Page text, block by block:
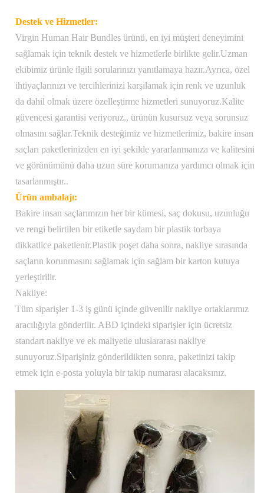
Paketi:
Ağırlık: 100 gram
Nakliye:
Amerika Birleşik Devletleri içinde ücretsiz
nakliye, 1-2 iş günü içinde işlenmiş siparişler
ve USPS Priority Mail üzerinden gönderilen,
ek ücret karşılığında uluslararası nakliye
mevcuttur
Destek ve Hizmetler:
Virgin Human Hair Bundles ürünü, en iyi müşteri deneyimini
sağlamak için teknik destek ve hizmetlerle birlikte gelir.Uzman
ekibimiz ürünle ilgili sorularınızı yanıtlamaya hazır.Ayrıca, özel
ihtiyaçlarınızı ve tercihlerinizi karşılamak için renk ve uzunluk
da dahil olmak üzere özelleştirme hizmetleri sunuyoruz.Kalite
güvencesi garantisi veriyoruz., ürünün kusursuz veya sorunsuz
olmasını sağlar.Teknik desteğimiz ve hizmetlerimiz, bakire insan
saçları paketlerinizden en iyi şekilde yararlanmanıza ve kalitesini
ve görünümünü daha uzun süre korumanıza yardımcı olmak için
tasarlanmıştır..
Ürün ambalajı:
Bakire insan saçlarımızın her bir kümesi, saç dokusu, uzunluğu
ve rengi belirtilen bir etiketle saydam bir plastik torbaya
dikkatlice paketlenir.Plastik poşet daha sonra, nakliye sırasında
saçların korunmasını sağlamak için sağlam bir karton kutuya
yerleştirilir.
Nakliye:
Tüm siparişler 1-3 iş günü içinde güvenilir nakliye ortaklarımız
aracılığıyla gönderilir. ABD içindeki siparişler için ücretsiz
standart nakliye ve ek maliyetle uluslararası nakliye
sunuyoruz.Siparişiniz gönderildikten sonra, paketinizi takip
etmek için e-posta yoluyla bir takip numarası alacaksınız.